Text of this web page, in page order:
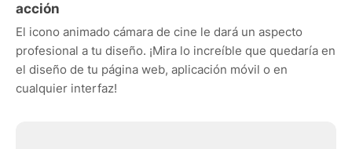
acción
El icono animado cámara de cine le dará un aspecto
profesional a tu diseño. ¡Mira lo increíble que quedaría en
el diseño de tu página web, aplicación móvil o en
cualquier interfaz!